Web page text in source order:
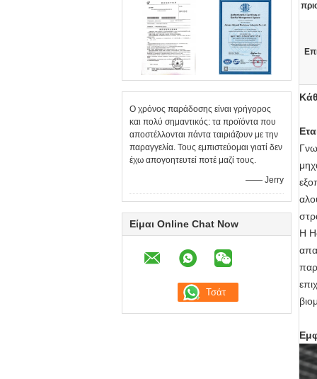
Ο χρόνος παράδοσης είναι γρήγορος
και πολύ σημαντικός: τα προϊόντα που
αποστέλλονται πάντα ταιριάζουν με την
παραγγελία. Τους εμπιστεύομαι γιατί δεν
έχω απογοητευτεί ποτέ μαζί τους.
—— Jerry
Είμαι Online Chat Now
Η